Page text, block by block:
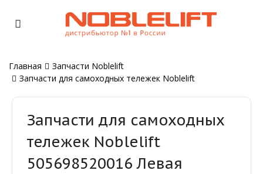
Главная
Запчасти Noblelift
Запчасти для самоходных тележек Noblelift
Запчасти для самоходных
тележек Noblelift
505698520016 Левая